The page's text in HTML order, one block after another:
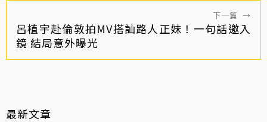
下一篇 →
呂植宇赴倫敦拍MV搭訕路人正妹！一句話邀入
鏡 結局意外曝光
最新文章